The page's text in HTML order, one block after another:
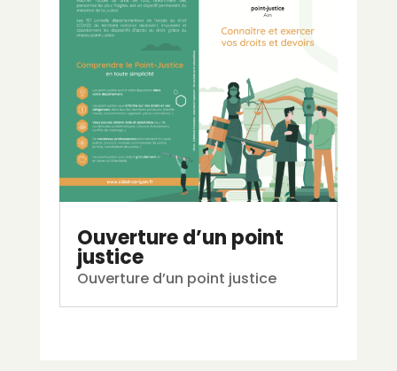
Ouverture d’un point
justice
Ouverture d’un point justice